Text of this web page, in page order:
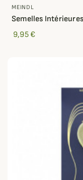
MEINDL
Semelles
9,95 €